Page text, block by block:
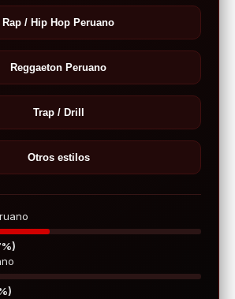
Rap / Hip Hop Peruano
Reggaeton Peruano
Trap / Drill
Otros estilos